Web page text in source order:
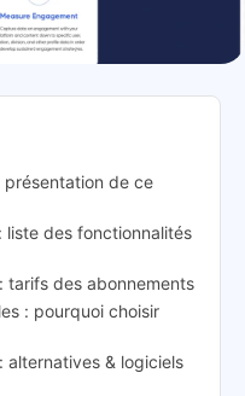
présentation
présentation de ce
liste des fonctionnalités
tarifs des abonnements
: pourquoi choisir
alternatives & logiciels